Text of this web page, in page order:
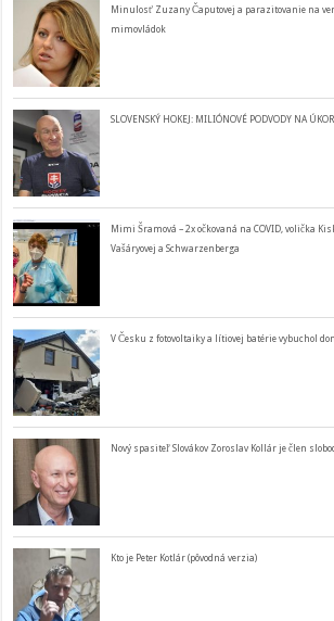
Minulosť Zuzany Čaputovej a parazitovanie na
mimovládok
SLOVENSKÝ HOKEJ: MILIÓNOVÉ PODVODY NA
Mimi Šramová – 2x očkovaná na COVID, volička
Vašáryovej a Schwarzenberga
V Česku z fotovoltaiky a lítiovej batérie vybuchol
Nový spasiteľ Slovákov Zoroslav Kollár je člen
Kto je Peter Kotlár (pôvodná verzia)